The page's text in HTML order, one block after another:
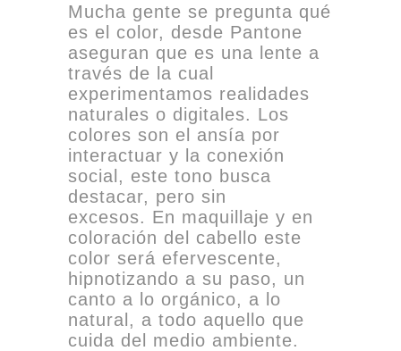
Mucha gente se pregunta qué
es el color, desde Pantone
aseguran que es una lente a
través de la cual
experimentamos realidades
naturales o digitales. Los
colores son el ansía por
interactuar y la conexión
social, este tono busca
destacar, pero sin
excesos. En maquillaje y en
coloración del cabello este
color será efervescente,
hipnotizando a su paso, un
canto a lo orgánico, a lo
natural, a todo aquello que
cuida del medio ambiente.